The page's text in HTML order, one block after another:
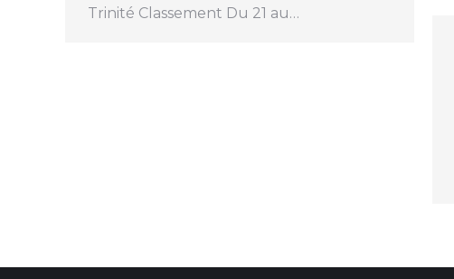
Trinité Classement Du 21 au…